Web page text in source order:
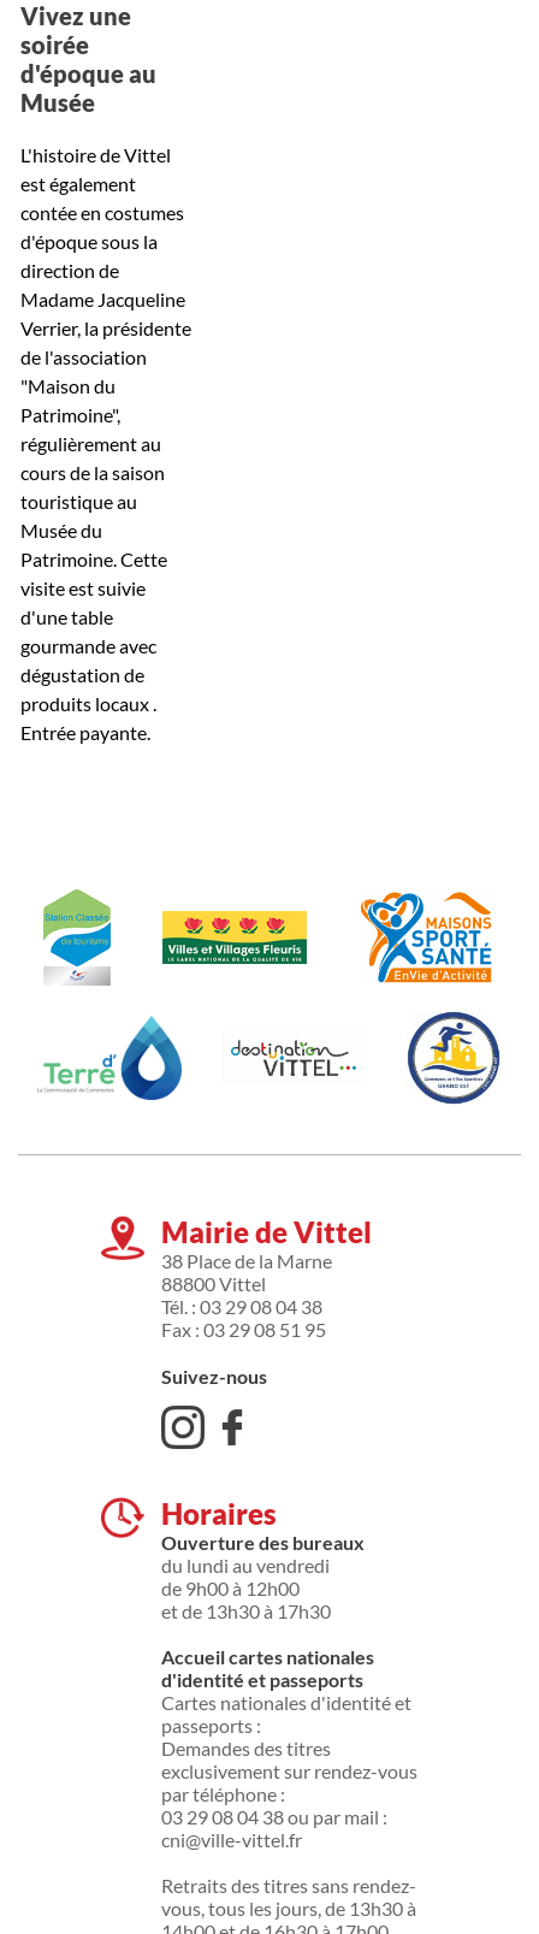
Vivez une
soirée
d'époque au
Musée
L'histoire de Vittel
est également
contée en costumes
d'époque sous la
direction de
Madame Jacqueline
Verrier, la présidente
de l'association
"Maison du
Patrimoine",
régulièrement au
cours de la saison
touristique au
Musée du
Patrimoine. Cette
visite est suivie
d'une table
gourmande avec
dégustation de
produits locaux .
Entrée payante.
Mairie de Vittel
38 Place de la Marne
88800 Vittel
Tél. : 03 29 08 04 38
Fax : 03 29 08 51 95
Suivez-nous
Horaires
Ouverture des bureaux
du lundi au vendredi
de 9h00 à 12h00
et de 13h30 à 17h30
Accueil cartes nationales
d'identité et passeports
Cartes nationales d'identité et
passeports :
Demandes des titres
exclusivement sur rendez-vous
par téléphone :
03 29 08 04 38 ou par mail :
cni@ville-vittel.fr
Retraits des titres sans rendez-
vous, tous les jours, de 13h30 à